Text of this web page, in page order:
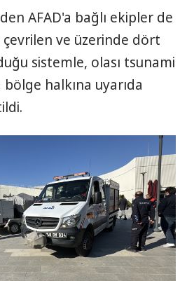
AFAD'a bağlı ekipler de
ve üzerinde dört
sistemle, olası tsunami
halkına uyarıda